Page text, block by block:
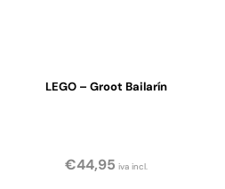
LEGO – Groot Bailarín
€44,95 iva incl.